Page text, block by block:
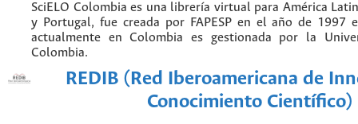
SciELO Colombia es una librería virtual para América
y Portugal, fue creada por FAPESP en el año de 1997
actualmente en Colombia es gestionada por la
Colombia.
REDIB (Red Iberoamericana de
Conocimiento Científico)